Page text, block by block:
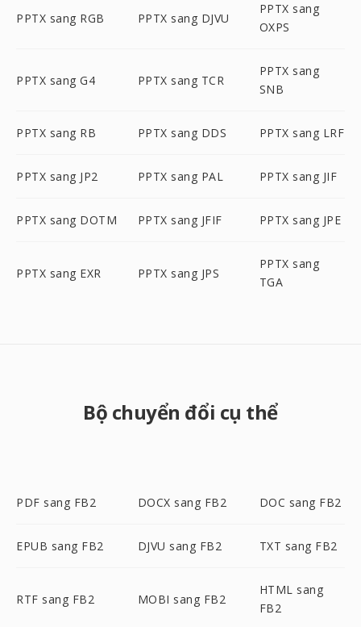
PPTX sang RGB PPTX sang DJVU
PPTX sang
OXPS
PPTX sang G4 PPTX sang TCR
PPTX sang
SNB
PPTX sang RB PPTX sang DDS PPTX sang LRF
PPTX sang JP2 PPTX sang PAL PPTX sang JIF
PPTX sang DOTM PPTX sang JFIF PPTX sang JPE
PPTX sang EXR PPTX sang JPS
PPTX sang
TGA
Bộ chuyển đổi cụ thể
PDF sang FB2 DOCX sang FB2 DOC sang FB2
EPUB sang FB2 DJVU sang FB2 TXT sang FB2
RTF sang FB2 MOBI sang FB2
HTML sang
FB2